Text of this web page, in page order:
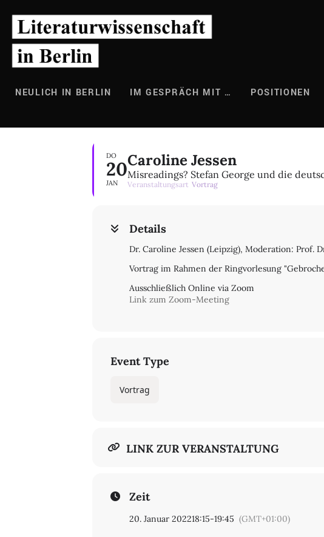
Inhalt
springen
NEULICH IN BERLIN IM GESPRÄCH MIT … POSITIONEN
DO
20
JAN
Caroline Jessen
Misreadings? Stefan George und die
Veranstaltungsart Vortrag
Details
Dr. Caroline Jessen (Leipzig), Moderation: Prof.
Vortrag im Rahmen der Ringvorlesung
Ausschließlich Online via Zoom
Link zum Zoom-Meeting
Event Type
Vortrag
LINK ZUR VERANSTALTUNG
Zeit
20. Januar 202218:15-19:45 (GMT+01:00)